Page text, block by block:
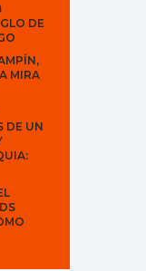
DE
MIRA
DE UN